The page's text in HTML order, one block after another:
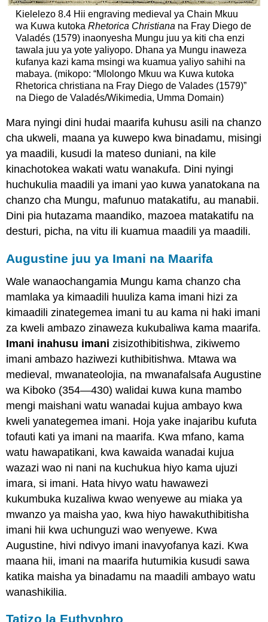
Kielelezo 8.4 Hii engraving medieval ya Chain Mkuu
wa Kuwa kutoka Rhetorica Christiana na Fray Diego de
Valadés (1579) inaonyesha Mungu juu ya kiti cha enzi
tawala juu ya yote yaliyopo. Dhana ya Mungu inaweza
kufanya kazi kama msingi wa kuamua yaliyo sahihi na
mabaya. (mikopo: “Mlolongo Mkuu wa Kuwa kutoka
Rhetorica christiana na Fray Diego de Valades (1579)”
na Diego de Valadés/Wikimedia, Umma Domain)
Mara nyingi dini hudai maarifa kuhusu asili na chanzo
cha ukweli, maana ya kuwepo kwa binadamu, misingi
ya maadili, kusudi la mateso duniani, na kile
kinachotokea wakati watu wanakufa. Dini nyingi
huchukulia maadili ya imani yao kuwa yanatokana na
chanzo cha Mungu, mafunuo matakatifu, au manabii.
Dini pia hutazama maandiko, mazoea matakatifu na
desturi, picha, na vitu ili kuamua maadili ya maadili.
Augustine juu ya Imani na Maarifa
Wale wanaochangamia Mungu kama chanzo cha
mamlaka ya kimaadili huuliza kama imani hizi za
kimaadili zinategemea imani tu au kama ni haki imani
za kweli ambazo zinaweza kukubaliwa kama maarifa.
Imani inahusu imani zisizothibitishwa, zikiwemo
imani ambazo haziwezi kuthibitishwa. Mtawa wa
medieval, mwanateolojia, na mwanafalsafa Augustine
wa Kiboko (354—430) walidai kuwa kuna mambo
mengi maishani watu wanadai kujua ambayo kwa
kweli yanategemea imani. Hoja yake inajaribu kufuta
tofauti kati ya imani na maarifa. Kwa mfano, kama
watu hawapatikani, kwa kawaida wanadai kujua
wazazi wao ni nani na kuchukua hiyo kama ujuzi
imara, si imani. Hata hivyo watu hawawezi
kukumbuka kuzaliwa kwao wenyewe au miaka ya
mwanzo ya maisha yao, kwa hiyo hawakuthibitisha
imani hii kwa uchunguzi wao wenyewe. Kwa
Augustine, hivi ndivyo imani inavyofanya kazi. Kwa
maana hii, imani na maarifa hutumikia kusudi sawa
katika maisha ya binadamu na maadili ambayo watu
wanashikilia.
Tatizo la Euthyphro